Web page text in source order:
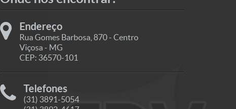
Endereço
Rua Gomes Barbosa, 870 - Centro
Viçosa - MG
CEP: 36570-101
Telefones
(31) 3891-5054